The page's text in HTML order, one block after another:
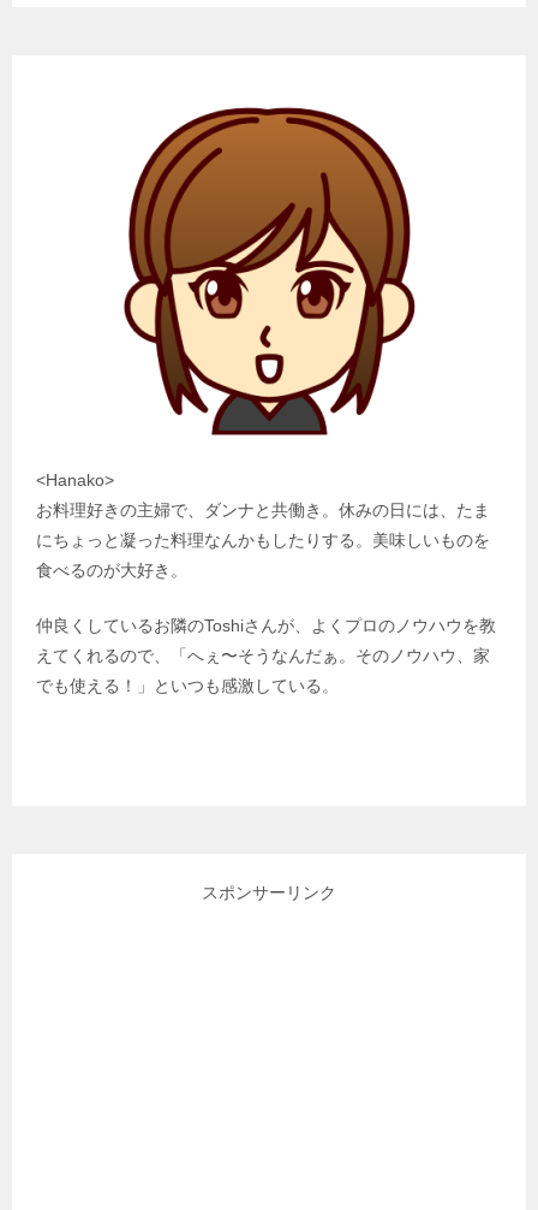
<Hanako>
お料理好きの主婦で、ダンナと共働き。休みの日には、たま
にちょっと凝った料理なんかもしたりする。美味しいものを
食べるのが大好き。
仲良くしているお隣のToshiさんが、よくプロのノウハウを教
えてくれるので、「へぇ〜そうなんだぁ。そのノウハウ、家
でも使える！」といつも感激している。
スポンサーリンク